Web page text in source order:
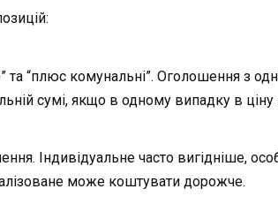
та “плюс комунальні”. Оголошення з
сумі, якщо в одному випадку в
Індивідуальне часто вигідніше,
може коштувати дорожче.